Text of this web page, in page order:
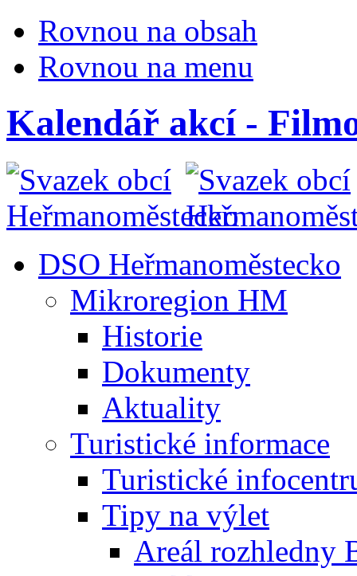
Rovnou na obsah
Rovnou na menu
Kalendář akcí -
DSO Heřmanoměstecko
Mikroregion HM
Historie
Dokumenty
Aktuality
Turistické informace
Turistické
Tipy na výlet
Areál rozhledny